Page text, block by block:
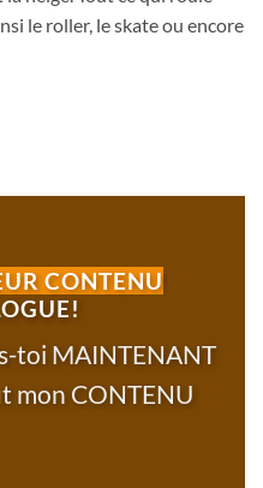
le roller, le skate ou encore
CONTENU
toi MAINTENANT
mon CONTENU